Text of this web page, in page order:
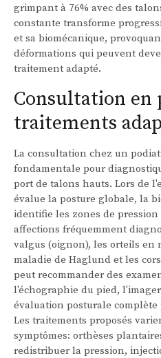
grimpant à 76% avec des
constante transforme
et sa biomécanique,
déformations qui peuvent
traitement adapté.
Consultation en
traitements
La consultation chez un
fondamentale pour
port de talons hauts. Lors de
évalue la posture globale, la
identifie les zones de
affections fréquemment
valgus (oignon), les orteils en
maladie de Haglund et les
peut recommander des
l'échographie du pied,
évaluation posturale
Les traitements proposés
symptômes: orthèses
redistribuer la pression,